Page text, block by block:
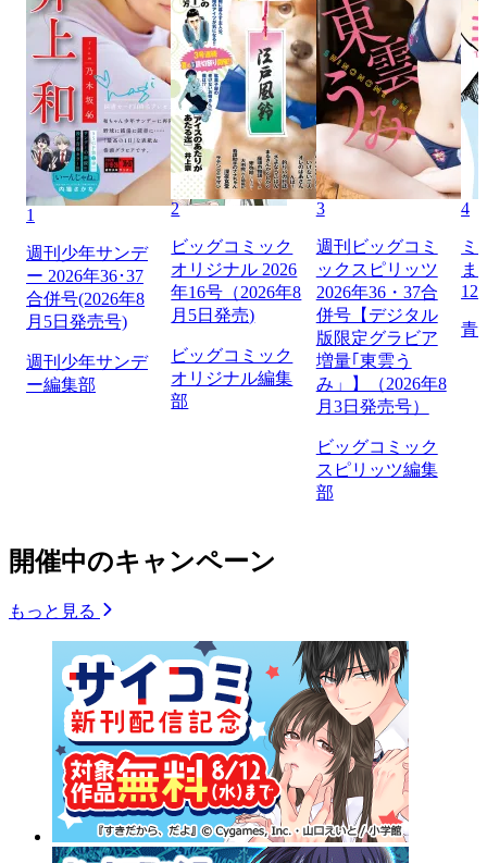
1
週刊少年サンデ
ー 2026年36･37
合併号(2026年8
月5日発売号)
週刊少年サンデ
ー編集部
2
ビッグコミック
オリジナル 2026
年16号（2026年8
月5日発売)
ビッグコミック
オリジナル編集
部
3
週刊ビッグコミ
ックスピリッツ
2026年36・37合
併号【デジタル
版限定グラビア
増量｢東雲う
み」】（2026年8
月3日発売号）
ビッグコミック
スピリッツ編集
部
4
ミ
ま
129
青
開催中のキャンペーン
もっと見る